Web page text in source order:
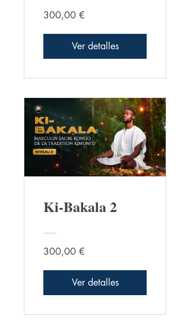
300,00 €
Ver detalles
Ki-Bakala 2
300,00 €
Ver detalles